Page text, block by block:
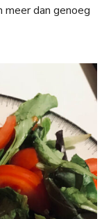
meer dan genoeg